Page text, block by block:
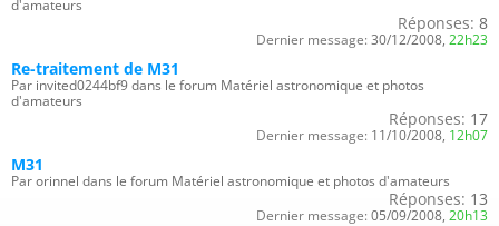
d'amateurs
Réponses: 8
Dernier message: 30/12/2008, 22h23
Re-traitement de M31
Par invited0244bf9 dans le forum Matériel astronomique et photos
d'amateurs
Réponses: 17
Dernier message: 11/10/2008, 12h07
M31
Par orinnel dans le forum Matériel astronomique et photos d'amateurs
Réponses: 13
Dernier message: 05/09/2008, 20h13